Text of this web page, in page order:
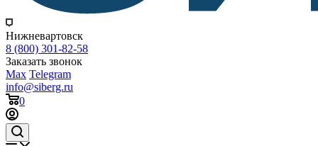
Нижневартовск
8 (800) 301-82-58
Заказать звонок
Max Telegram
info@siberg.ru
0